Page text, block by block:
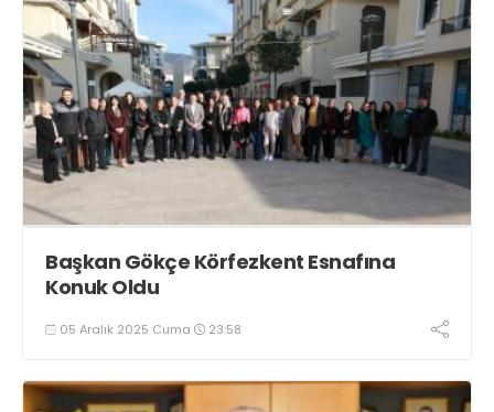
Başkan Gökçe Körfezkent Esnafına
Konuk Oldu
05 Aralık 2025 Cuma 23:58